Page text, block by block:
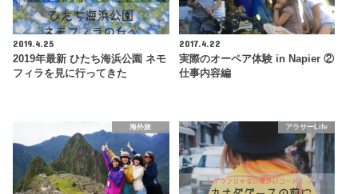
2019.4.25
2019年最新 ひたち海浜公園 ネモ
フィラを見に行ってきた
2017.4.22
実際のオーペア体験 in Napier ②
仕事内容編
海外旅 アラサーLife